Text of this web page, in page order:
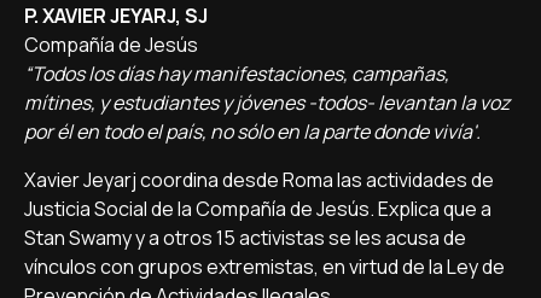
P. XAVIER JEYARJ, SJ
Compañía de Jesús
“Todos los días hay manifestaciones, campañas,
mítines, y estudiantes y jóvenes -todos- levantan la voz
por él en todo el país, no sólo en la parte donde vivía'.
Xavier Jeyarj coordina desde Roma las actividades de
Justicia Social de la Compañía de Jesús. Explica que a
Stan Swamy y a otros 15 activistas se les acusa de
vínculos con grupos extremistas, en virtud de la Ley de